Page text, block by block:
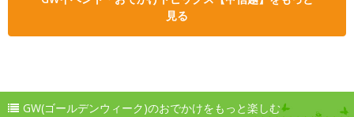
見る
GW(ゴールデンウィーク)のおでかけをもっと楽しむ